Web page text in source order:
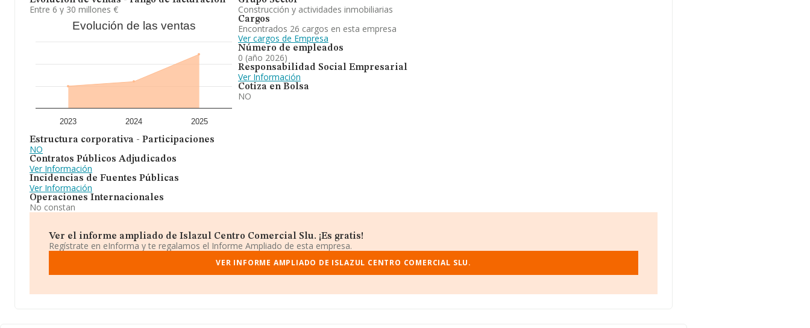
Entre 6 y 30 millones €
Evolución de las ventas
2023 2024 2025
Estructura corporativa - Participaciones
NO
Contratos Públicos Adjudicados
Ver Información
Incidencias de Fuentes Públicas
Ver Información
Operaciones Internacionales
No constan
Construcción y actividades inmobiliarias
Cargos
Encontrados 26 cargos en esta empresa
Ver cargos de Empresa
Número de empleados
0 (año 2026)
Responsabilidad Social Empresarial
Ver Información
Cotiza en Bolsa
NO
Ver el informe ampliado de Islazul Centro Comercial Slu. ¡Es gratis!
Regístrate en eInforma y te regalamos el Informe Ampliado de esta empresa.
VER INFORME AMPLIADO DE ISLAZUL CENTRO COMERCIAL SLU.